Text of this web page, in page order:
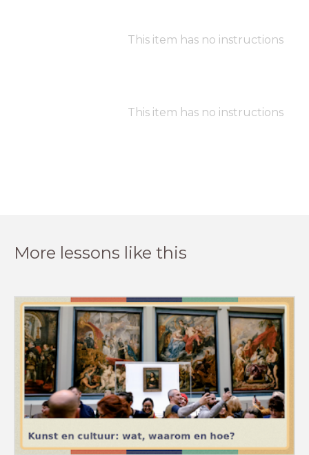
This item has no instructions
This item has no instructions
More lessons like this